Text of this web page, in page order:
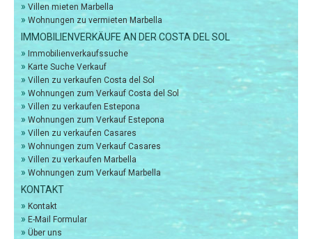
Außenbereich
BARBECUE:
Terrasse:
Garten:
Privater Garten:
Meerblick:
Geeignet für:
Haustiere auf Anfrage eventuell erlaubt:
» Villen mieten Marbella
» Wohnungen zu vermieten Marbella
IMMOBILIENVERKÄUFE AN DER COSTA DEL SOL
» Immobilienverkaufssuche
» Karte Suche Verkauf
» Villen zu verkaufen Costa del Sol
» Wohnungen zum Verkauf Costa del Sol
» Villen zu verkaufen Estepona
» Wohnungen zum Verkauf Estepona
» Villen zu verkaufen Casares
» Wohnungen zum Verkauf Casares
» Villen zu verkaufen Marbella
» Wohnungen zum Verkauf Marbella
KONTAKT
» Kontakt
» E-Mail Formular
» Über uns